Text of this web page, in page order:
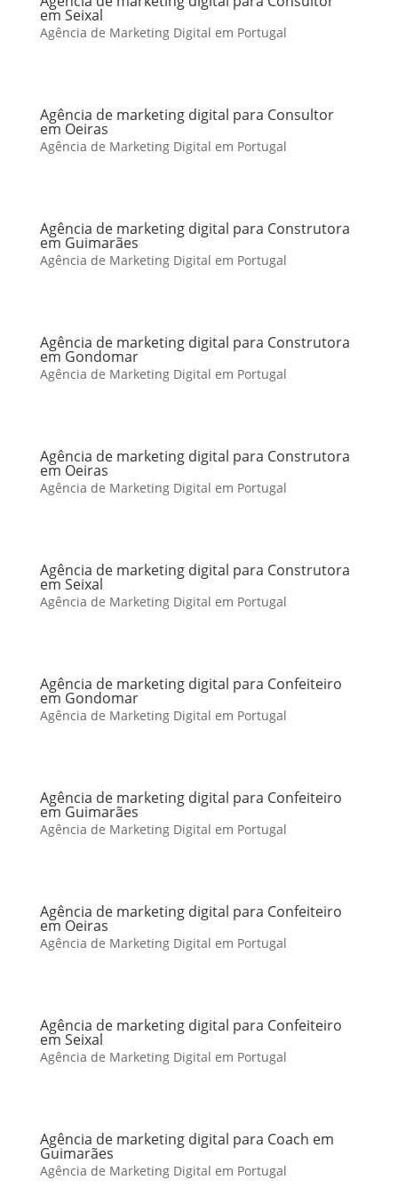
em Seixal
Agência de Marketing Digital em Portugal
Agência de marketing digital para Consultor
em Oeiras
Agência de Marketing Digital em Portugal
Agência de marketing digital para Construtora
em Guimarães
Agência de Marketing Digital em Portugal
Agência de marketing digital para Construtora
em Gondomar
Agência de Marketing Digital em Portugal
Agência de marketing digital para Construtora
em Oeiras
Agência de Marketing Digital em Portugal
Agência de marketing digital para Construtora
em Seixal
Agência de Marketing Digital em Portugal
Agência de marketing digital para Confeiteiro
em Gondomar
Agência de Marketing Digital em Portugal
Agência de marketing digital para Confeiteiro
em Guimarães
Agência de Marketing Digital em Portugal
Agência de marketing digital para Confeiteiro
em Oeiras
Agência de Marketing Digital em Portugal
Agência de marketing digital para Confeiteiro
em Seixal
Agência de Marketing Digital em Portugal
Agência de marketing digital para Coach em
Guimarães
Agência de Marketing Digital em Portugal